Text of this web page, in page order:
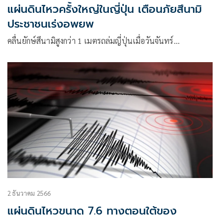
แผ่นดินไหวครั้งใหญ่ในญี่ปุ่น เตือนภัยสึนามิ
ประชาชนเร่งอพยพ
คลื่นยักษ์สึนามิสูงกว่า 1 เมตรถล่มญี่ปุ่นเมื่อวันจันทร์…
2 ธันวาคม 2566
แผ่นดินไหวขนาด 7.6 ทางตอนใต้ของ